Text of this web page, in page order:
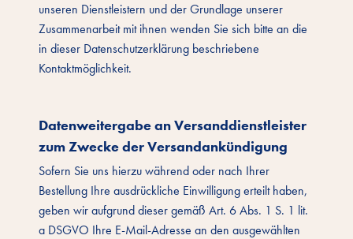
unseren Dienstleistern und der Grundlage unserer
Zusammenarbeit mit ihnen wenden Sie sich bitte an die
in dieser Datenschutzerklärung beschriebene
Kontaktmöglichkeit.
Datenweitergabe an Versanddienstleister
zum Zwecke der Versandankündigung
Sofern Sie uns hierzu während oder nach Ihrer
Bestellung Ihre ausdrückliche Einwilligung erteilt haben,
geben wir aufgrund dieser gemäß Art. 6 Abs. 1 S. 1 lit.
a DSGVO Ihre E-Mail-Adresse an den ausgewählten